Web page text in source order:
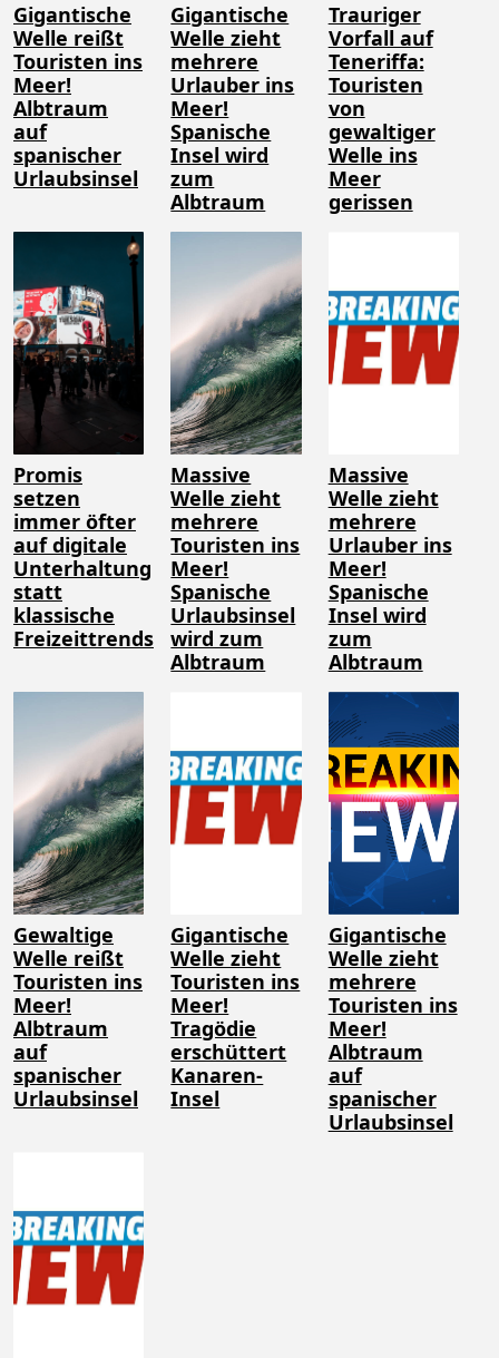
Gigantische
Welle reißt
Touristen ins
Meer!
Albtraum
auf
spanischer
Urlaubsinsel
Gigantische
Welle zieht
mehrere
Urlauber ins
Meer!
Spanische
Insel wird
zum
Albtraum
Trauriger
Vorfall auf
Teneriffa:
Touristen
von
gewaltiger
Welle ins
Meer
gerissen
Promis
setzen
immer öfter
auf digitale
Unterhaltung
statt
klassische
Freizeittrends
Massive
Welle zieht
mehrere
Touristen ins
Meer!
Spanische
Urlaubsinsel
wird zum
Albtraum
Massive
Welle zieht
mehrere
Urlauber ins
Meer!
Spanische
Insel wird
zum
Albtraum
Gewaltige
Welle reißt
Touristen ins
Meer!
Albtraum
auf
spanischer
Urlaubsinsel
Gigantische
Welle zieht
Touristen ins
Meer!
Tragödie
erschüttert
Kanaren-
Insel
Gigantische
Welle zieht
mehrere
Touristen ins
Meer!
Albtraum
auf
spanischer
Urlaubsinsel